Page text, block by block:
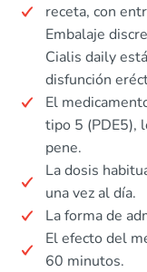
receta, con
Embalaje
Cialis daily
disfunción
El
tipo 5 (PDE5),
pene.
La dosis
una vez al día.
La forma de
El efecto del
60 minutos.